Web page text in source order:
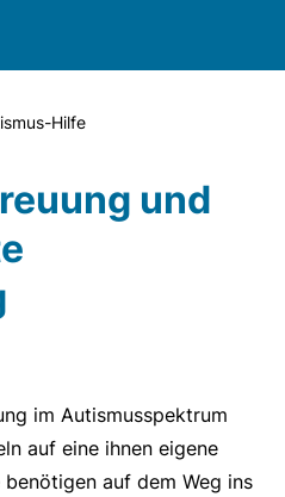
Hilfe
und
im Autismusspektrum
auf eine ihnen eigene
benötigen auf dem Weg ins